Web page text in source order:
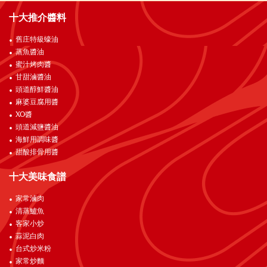
十大推介醬料
舊庄特級蠔油
蒸魚醬油
蜜汁烤肉醬
甘甜滷醬油
頭道醇鮮醬油
麻婆豆腐用醬
XO醬
頭道減鹽醬油
海鮮用調味醬
甜酸排骨用醬
十大美味食譜
家常滷肉
清蒸鱸魚
客家小炒
蒜泥白肉
台式炒米粉
家常炒麵